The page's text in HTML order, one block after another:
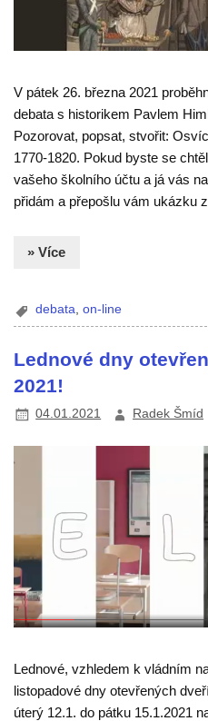
V pátek 26. března 2021
debata s historikem Pavlem
Pozorovat, popsat, stvořit:
1770-1820. Pokud byste se
vašeho školního účtu a já vás
přidám a přepošlu vám ukázku
» Více
debata,on-line
Lednové dny
2021!
04.01.2021 Radek Šmíd
Lednové, vzhledem k vládním
listopadové dny otevřených
úterý 12.1. do pátku 15.1.2021